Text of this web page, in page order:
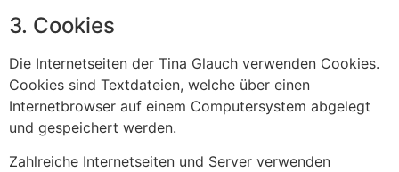
3. Cookies
Die Internetseiten der Tina Glauch verwenden Cookies.
Cookies sind Textdateien, welche über einen
Internetbrowser auf einem Computersystem abgelegt
und gespeichert werden.
Zahlreiche Internetseiten und Server verwenden